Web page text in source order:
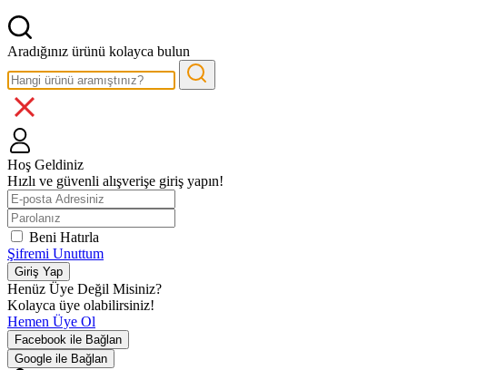
Aradığınız ürünü kolayca bulun
Hoş Geldiniz
Hızlı ve güvenli alışverişe giriş yapın!
Beni Hatırla
Şifremi Unuttum
Giriş Yap
Henüz Üye Değil Misiniz?
Kolayca üye olabilirsiniz!
Hemen Üye Ol
Facebook ile Bağlan
Google ile Bağlan